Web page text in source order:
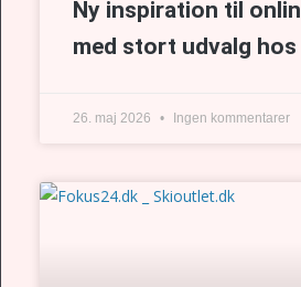
Ny inspiration til
med stort udvalg
26. maj 2026 Ingen kommentarer